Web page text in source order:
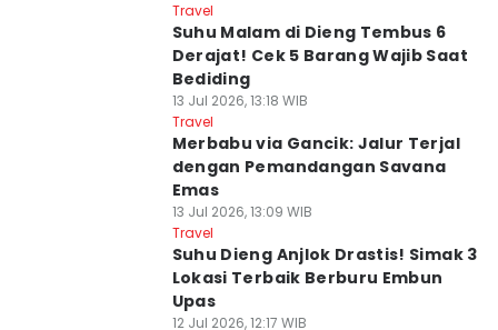
Travel
Suhu Malam di Dieng Tembus 6
Derajat! Cek 5 Barang Wajib Saat
Bediding
13 Jul 2026, 13:18 WIB
Travel
Merbabu via Gancik: Jalur Terjal
dengan Pemandangan Savana
Emas
13 Jul 2026, 13:09 WIB
Travel
Suhu Dieng Anjlok Drastis! Simak 3
Lokasi Terbaik Berburu Embun
Upas
12 Jul 2026, 12:17 WIB